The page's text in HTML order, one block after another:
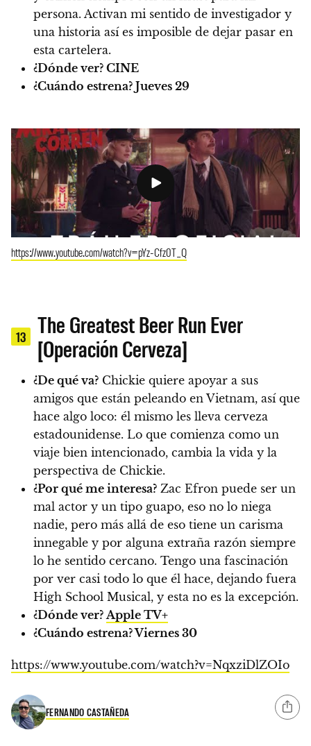
persona. Activan mi sentido de investigador y
una historia así es imposible de dejar pasar en
esta cartelera.
¿Dónde ver? CINE
¿Cuándo estrena? Jueves 29
https://www.youtube.com/watch?v=pYz-Cfz0T_Q
13
The Greatest Beer Run Ever
[Operación Cerveza]
¿De qué va? Chickie quiere apoyar a sus
amigos que están peleando en Vietnam, así que
hace algo loco: él mismo les lleva cerveza
estadounidense. Lo que comienza como un
viaje bien intencionado, cambia la vida y la
perspectiva de Chickie.
¿Por qué me interesa? Zac Efron puede ser un
mal actor y un tipo guapo, eso no lo niega
nadie, pero más allá de eso tiene un carisma
innegable y por alguna extraña razón siempre
lo he sentido cercano. Tengo una fascinación
por ver casi todo lo que él hace, dejando fuera
High School Musical, y esta no es la excepción.
¿Dónde ver? Apple TV+
¿Cuándo estrena?Viernes 30
https://www.youtube.com/watch?v=NqxziDlZOIo
FERNANDO CASTAÑEDA